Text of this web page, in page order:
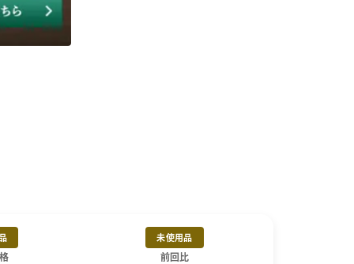
未使用品
前回比